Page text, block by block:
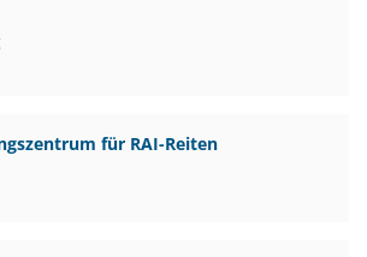
für RAI-Reiten